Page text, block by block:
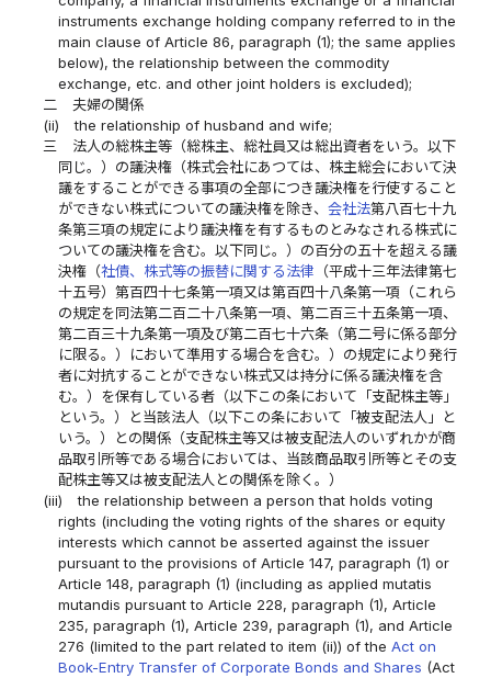
instruments exchange holding company referred to in the
main clause of Article 86, paragraph (1); the same applies
below), the relationship between the commodity
exchange, etc. and other joint holders is excluded);
二
夫婦の関係
(ii)
the relationship of husband and wife;
三
法人の総株主等（総株主、総社員又は総出資者をいう。以下
同じ。）の議決権（株式会社にあつては、株主総会において決
議をすることができる事項の全部につき議決権を行使すること
ができない株式についての議決権を除き、 会社法第八百七十九
条第三項の規定により議決権を有するものとみなされる株式に
ついての議決権を含む。以下同じ。）の百分の五十を超える議
決権（社債、株式等の振替に関する法律 （平成十三年法律第七
十五号）第百四十七条第一項又は第百四十八条第一項（これら
の規定を同法第二百二十八条第一項、第二百三十五条第一項、
第二百三十九条第一項及び第二百七十六条（第二号に係る部分
に限る。）において準用する場合を含む。）の規定により発行
者に対抗することができない株式又は持分に係る議決権を含
む。）を保有している者（以下この条において「支配株主等」
という。）と当該法人（以下この条において「被支配法人」と
いう。）との関係（支配株主等又は被支配法人のいずれかが商
品取引所等である場合においては、当該商品取引所等とその支
配株主等又は被支配法人との関係を除く。）
(iii)
the relationship between a person that holds voting
rights (including the voting rights of the shares or equity
interests which cannot be asserted against the issuer
pursuant to the provisions of Article 147, paragraph (1) or
Article 148, paragraph (1) (including as applied mutatis
mutandis pursuant to Article 228, paragraph (1), Article
235, paragraph (1), Article 239, paragraph (1), and Article
276 (limited to the part related to item (ii)) of the Act on
Book-Entry Transfer of Corporate Bonds and Shares (Act